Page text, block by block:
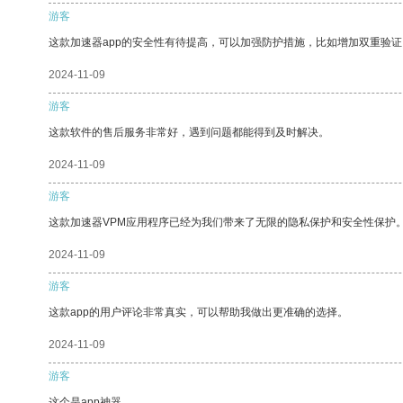
游客
这款加速器app的安全性有待提高，可以加强防护措施，比如增加双重验
2024-11-09
游客
这款软件的售后服务非常好，遇到问题都能得到及时解决。
2024-11-09
游客
这款加速器VPM应用程序已经为我们带来了无限的隐私保护和安全性保护
2024-11-09
游客
这款app的用户评论非常真实，可以帮助我做出更准确的选择。
2024-11-09
游客